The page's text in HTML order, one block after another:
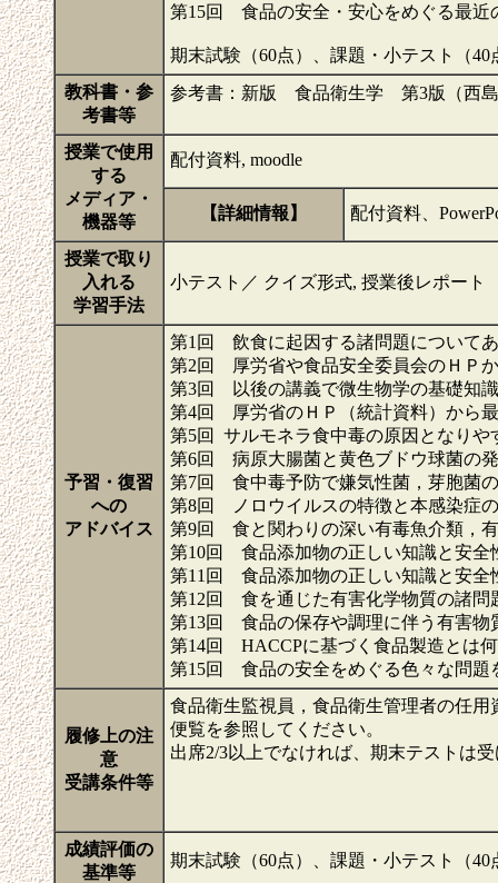
第15回 食品の安全・安心をめぐる最近
期末試験（60点）、課題・小テスト（
教科書・参
考書等
参考書：新版 食品衛生学 第3版（西島
授業で使用
する
メディア・
機器等
配付資料, moodle
【詳細情報】 配付資料、
授業で取り
入れる
学習手法
小テスト／ クイズ形式, 授業後レポート
予習・復習
への
アドバイス
第1回 飲食に起因する諸問題について
第2回 厚労省や食品安全委員会のＨＰ
第3回 以後の講義で微生物学の基礎知
第4回 厚労省のＨＰ（統計資料）から
第5回 サルモネラ食中毒の原因となりや
第6回 病原大腸菌と黄色ブドウ球菌の
第7回 食中毒予防で嫌気性菌，芽胞菌
第8回 ノロウイルスの特徴と本感染症
第9回 食と関わりの深い有毒魚介類，
第10回 食品添加物の正しい知識と安全
第11回 食品添加物の正しい知識と安全
第12回 食を通じた有害化学物質の諸問
第13回 食品の保存や調理に伴う有害物
第14回 HACCPに基づく食品製造とは
第15回 食品の安全をめぐる色々な問題
履修上の注
意
受講条件等
食品衛生監視員，食品衛生管理者の任
便覧を参照してください。
出席2/3以上でなければ、期末テストは
成績評価の
基準等
期末試験（60点）、課題・小テスト（